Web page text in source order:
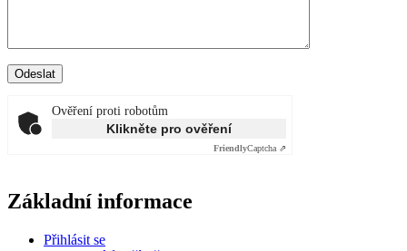
Ověření proti robotům
Klikněte pro ověření
FriendlyCaptcha ⇗
Základní informace
Přihlásit se